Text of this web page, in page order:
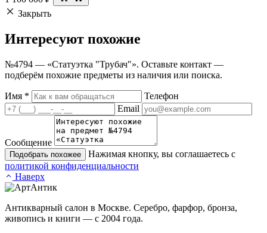
Закрыть
Интересуют похожие
№4794 — «Статуэтка "Трубач"». Оставьте контакт —
подберём похожие предметы из наличия или поиска.
Имя *
Телефон
Email
Сообщение
Подобрать похожее
Нажимая кнопку, вы соглашаетесь с
политикой конфиденциальности
Наверх
Антикварный салон в Москве. Серебро, фарфор, бронза,
живопись и книги — с 2004 года.